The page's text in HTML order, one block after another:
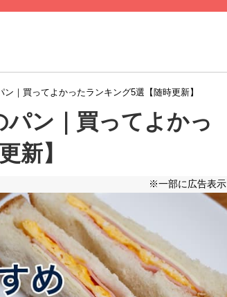
｜買ってよかったランキング5選【随時更新】
ン｜買ってよかっ
新】
※一部に広告表示